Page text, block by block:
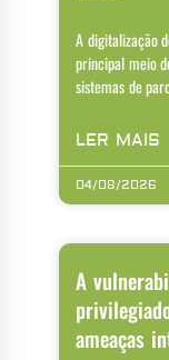
A digitalização
principal meio
sistemas de
LER MAIS
04/08/2026
A
ameaças